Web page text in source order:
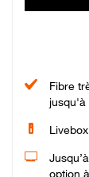
Fibre
option